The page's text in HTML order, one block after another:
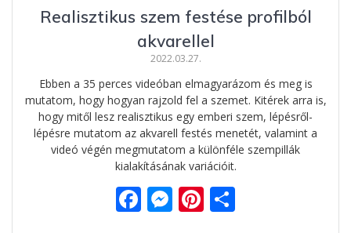
Realisztikus szem festése profilból
akvarellel
2022.03.27.
Ebben a 35 perces videóban elmagyarázom és meg is
mutatom, hogy hogyan rajzold fel a szemet. Kitérek arra is,
hogy mitől lesz realisztikus egy emberi szem, lépésről-
lépésre mutatom az akvarell festés menetét, valamint a
videó végén megmutatom a különféle szempillák
kialakításának variációit.
F M Pi